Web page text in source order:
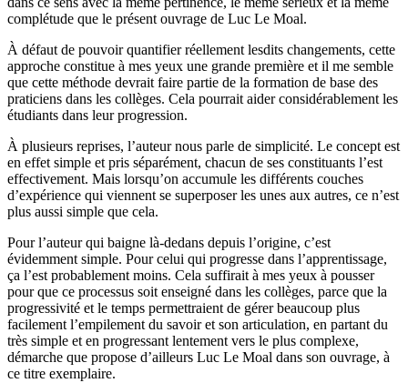
complétude que le présent ouvrage de Luc Le Moal.
À défaut de pouvoir quantifier réellement lesdits changements, cette
approche constitue à mes yeux une grande première et il me semble
que cette méthode devrait faire partie de la formation de base des
praticiens dans les collèges. Cela pourrait aider considérablement les
étudiants dans leur progression.
À plusieurs reprises, l’auteur nous parle de simplicité. Le concept est
en effet simple et pris séparément, chacun de ses constituants l’est
effectivement. Mais lorsqu’on accumule les différents couches
d’expérience qui viennent se superposer les unes aux autres, ce n’est
plus aussi simple que cela.
Pour l’auteur qui baigne là-dedans depuis l’origine, c’est
évidemment simple. Pour celui qui progresse dans l’apprentissage,
ça l’est probablement moins. Cela suffirait à mes yeux à pousser
pour que ce processus soit enseigné dans les collèges, parce que la
progressivité et le temps permettraient de gérer beaucoup plus
facilement l’empilement du savoir et son articulation, en partant du
très simple et en progressant lentement vers le plus complexe,
démarche que propose d’ailleurs Luc Le Moal dans son ouvrage, à
ce titre exemplaire.